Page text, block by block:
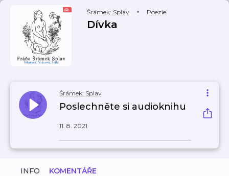
Šrámek: Splav Poezie
Dívka
Šrámek: Splav
Poslechněte si audioknihu
11. 8. 2021
INFO KOMENTÁŘE